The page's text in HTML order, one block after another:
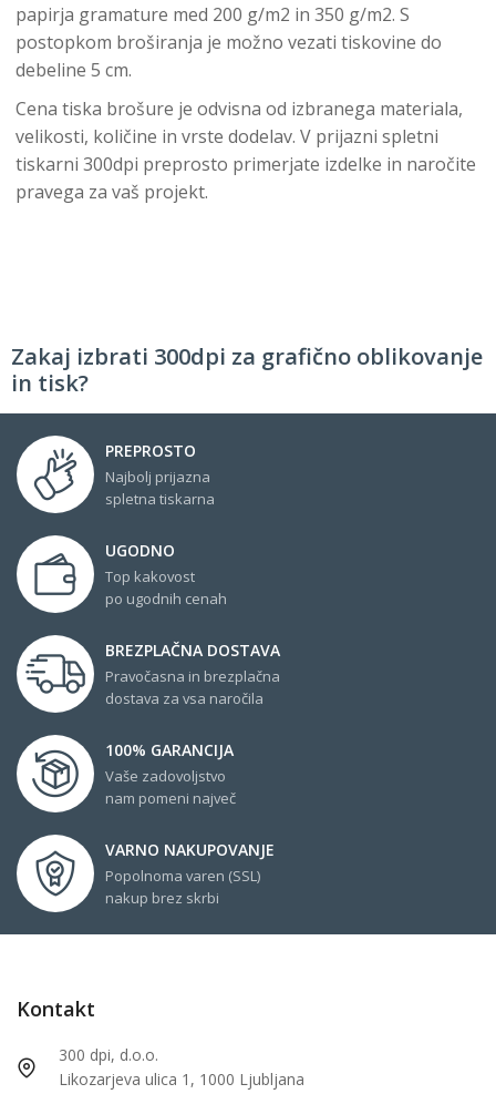
papirja gramature med 200 g/m2 in 350 g/m2. S
postopkom broširanja je možno vezati tiskovine do
debeline 5 cm.
Cena tiska brošure je odvisna od izbranega materiala,
velikosti, količine in vrste dodelav. V prijazni spletni
tiskarni 300dpi preprosto primerjate izdelke in naročite
pravega za vaš projekt.
Zakaj izbrati 300dpi za grafično oblikovanje
in tisk?
PREPROSTO
Najbolj prijazna
spletna tiskarna
UGODNO
Top kakovost
po ugodnih cenah
BREZPLAČNA DOSTAVA
Pravočasna in brezplačna
dostava za vsa naročila
100% GARANCIJA
Vaše zadovoljstvo
nam pomeni največ
VARNO NAKUPOVANJE
Popolnoma varen (SSL)
nakup brez skrbi
Kontakt
300 dpi, d.o.o.
Likozarjeva ulica 1, 1000 Ljubljana